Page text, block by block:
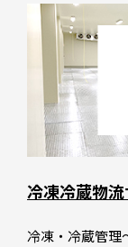
冷凍冷蔵物
冷凍・冷蔵管理